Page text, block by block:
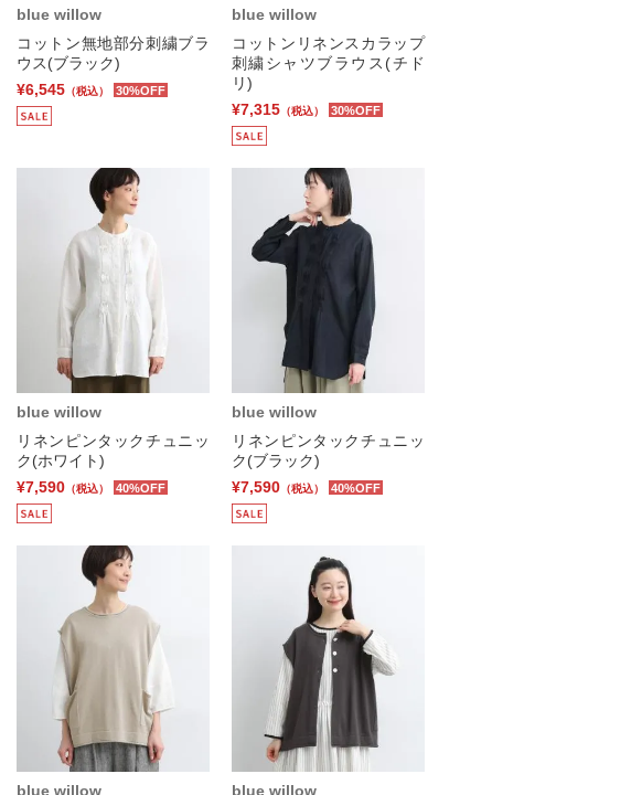
blue willow
コットン無地部分刺繍ブラ
ウス(ブラック)
¥6,545 （税込） 30%OFF
blue willow
コットンリネンスカラップ
刺繍シャツブラウス(チド
リ)
¥7,315 （税込） 30%OFF
blue willow
リネンピンタックチュニッ
ク(ホワイト)
¥7,590 （税込） 40%OFF
blue willow
リネンピンタックチュニッ
ク(ブラック)
¥7,590 （税込） 40%OFF
blue willow blue willow